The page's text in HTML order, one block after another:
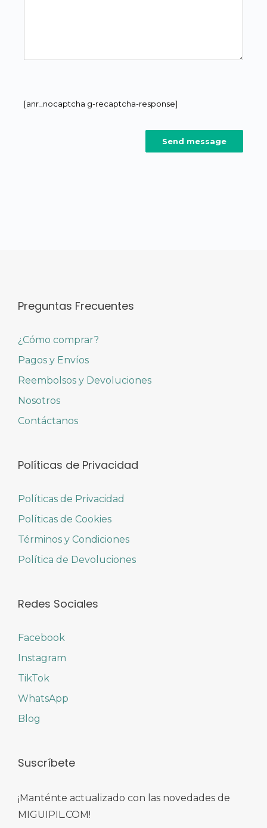
[anr_nocaptcha g-recaptcha-response]
Preguntas Frecuentes
¿Cómo comprar?
Pagos y Envíos
Reembolsos y Devoluciones
Nosotros
Contáctanos
Políticas de Privacidad
Políticas de Privacidad
Políticas de Cookies
Términos y Condiciones
Política de Devoluciones
Redes Sociales
Facebook
Instagram
TikTok
WhatsApp
Blog
Suscríbete
¡Manténte actualizado con las novedades de
MIGUIPIL.COM!